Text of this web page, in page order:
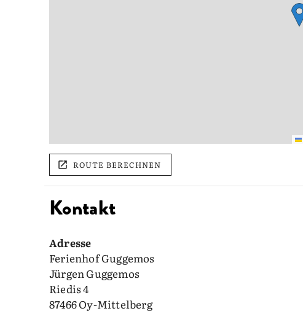
ROUTE BERECHNEN
Kontakt
Adresse
Ferienhof Guggemos
Jürgen Guggemos
Riedis 4
87466 Oy-Mittelberg